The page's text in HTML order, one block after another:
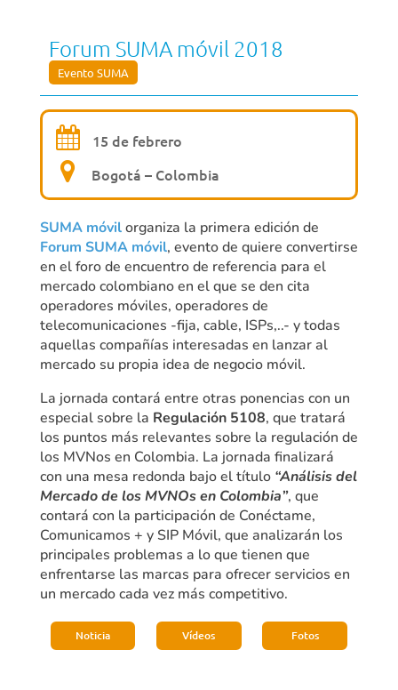
Forum SUMA móvil 2018
Evento SUMA
15 de febrero
Bogotá – Colombia
SUMA móvilorganiza la primera edición de
Forum SUMA móvil, evento de quiere convertirse
en el foro de encuentro de referencia para el
mercado colombiano en el que se den cita
operadores móviles, operadores de
telecomunicaciones -fija, cable, ISPs,..- y todas
aquellas compañías interesadas en lanzar al
mercado su propia idea de negocio móvil.
La jornada contará entre otras ponencias con un
especial sobre la Regulación 5108, que tratará
los puntos más relevantes sobre la regulación de
los MVNos en Colombia. La jornada finalizará
con una mesa redonda bajo el título “Análisis del
Mercado de los MVNOs en Colombia”, que
contará con la participación de Conéctame,
Comunicamos + y SIP Móvil, que analizarán los
principales problemas a lo que tienen que
enfrentarse las marcas para ofrecer servicios en
un mercado cada vez más competitivo.
Noticia Vídeos Fotos